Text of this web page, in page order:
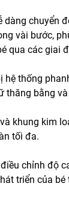
dàng chuyển
vài bước,
qua các giai
hệ thống
thăng bằng
khung kim
tối đa.
chỉnh độ
triển của bé